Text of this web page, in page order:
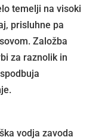
temelji na visoki
prisluhne pa
Založba
za raznolik in
vodja zavoda